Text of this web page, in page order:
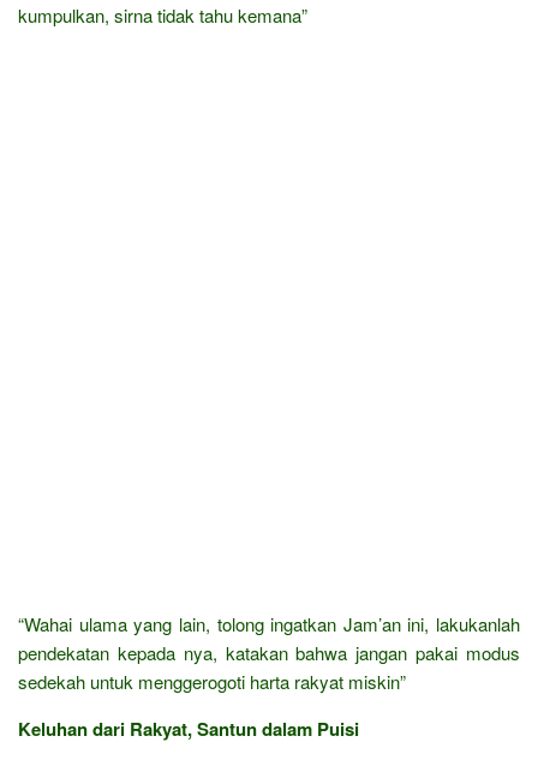
kumpulkan, sirna tidak tahu kemana”
“Wahai ulama yang lain, tolong ingatkan Jam’an ini, lakukanlah
pendekatan kepada nya, katakan bahwa jangan pakai modus
sedekah untuk menggerogoti harta rakyat miskin”
Keluhan dari Rakyat, Santun dalam Puisi